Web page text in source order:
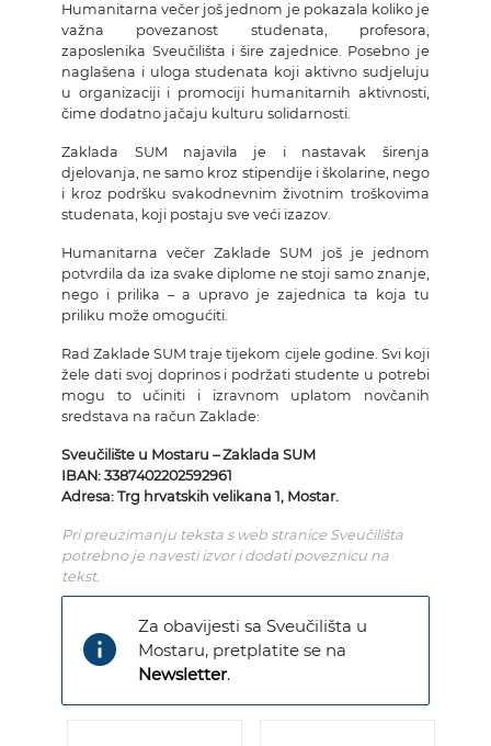
Humanitarna večer još jednom je pokazala koliko je
važna povezanost studenata, profesora,
zaposlenika Sveučilišta i šire zajednice. Posebno je
naglašena i uloga studenata koji aktivno sudjeluju
u organizaciji i promociji humanitarnih aktivnosti,
čime dodatno jačaju kulturu solidarnosti.
Zaklada SUM najavila je i nastavak širenja
djelovanja, ne samo kroz stipendije i školarine, nego
i kroz podršku svakodnevnim životnim troškovima
studenata, koji postaju sve veći izazov.
Humanitarna večer Zaklade SUM još je jednom
potvrdila da iza svake diplome ne stoji samo znanje,
nego i prilika – a upravo je zajednica ta koja tu
priliku može omogućiti.
Rad Zaklade SUM traje tijekom cijele godine. Svi koji
žele dati svoj doprinos i podržati studente u potrebi
mogu to učiniti i izravnom uplatom novčanih
sredstava na račun Zaklade:
Sveučilište u Mostaru – Zaklada SUM
IBAN: 3387402202592961
Adresa: Trg hrvatskih velikana 1, Mostar.
Pri preuzimanju teksta s web stranice Sveučilišta
potrebno je navesti izvor i dodati poveznicu na
tekst.
info
Za obavijesti sa Sveučilišta u
Mostaru, pretplatite se na
Newsletter.